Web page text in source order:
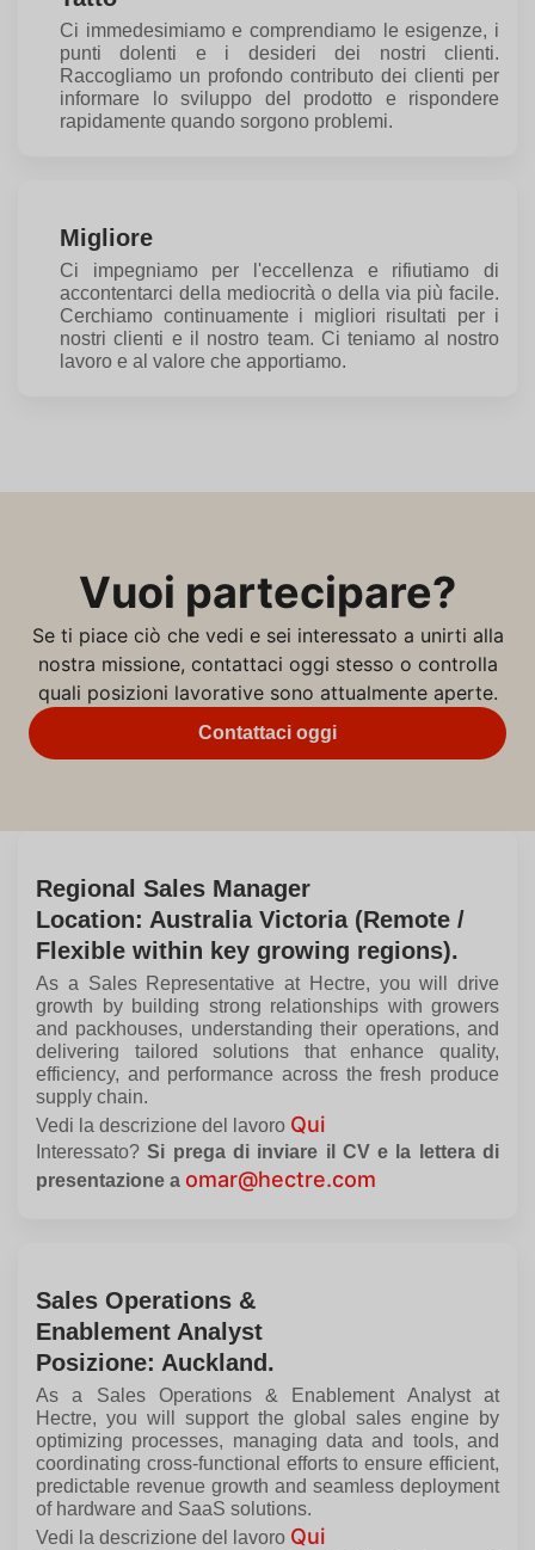
Ci immedesimiamo e comprendiamo le esigenze, i
punti dolenti e i desideri dei nostri clienti.
Raccogliamo un profondo contributo dei clienti per
informare lo sviluppo del prodotto e rispondere
rapidamente quando sorgono problemi.
Migliore
Ci impegniamo per l'eccellenza e rifiutiamo di
accontentarci della mediocrità o della via più facile.
Cerchiamo continuamente i migliori risultati per i
nostri clienti e il nostro team. Ci teniamo al nostro
lavoro e al valore che apportiamo.
Vuoi partecipare?
Se ti piace ciò che vedi e sei interessato a unirti alla
nostra missione, contattaci oggi stesso o controlla
quali posizioni lavorative sono attualmente aperte.
Contattaci oggi
Regional Sales Manager
Location: Australia Victoria (Remote /
Flexible within key growing regions).
As a Sales Representative at Hectre, you will drive
growth by building strong relationships with growers
and packhouses, understanding their operations, and
delivering tailored solutions that enhance quality,
efficiency, and performance across the fresh produce
supply chain.
Vedi la descrizione del lavoro Qui
Interessato?Si prega di inviare il CV e la lettera di
presentazione a omar@hectre.com
Sales Operations &
Enablement Analyst
Posizione: Auckland.
As a Sales Operations & Enablement Analyst at
Hectre, you will support the global sales engine by
optimizing processes, managing data and tools, and
coordinating cross-functional efforts to ensure efficient,
predictable revenue growth and seamless deployment
of hardware and SaaS solutions.
Vedi la descrizione del lavoro Qui